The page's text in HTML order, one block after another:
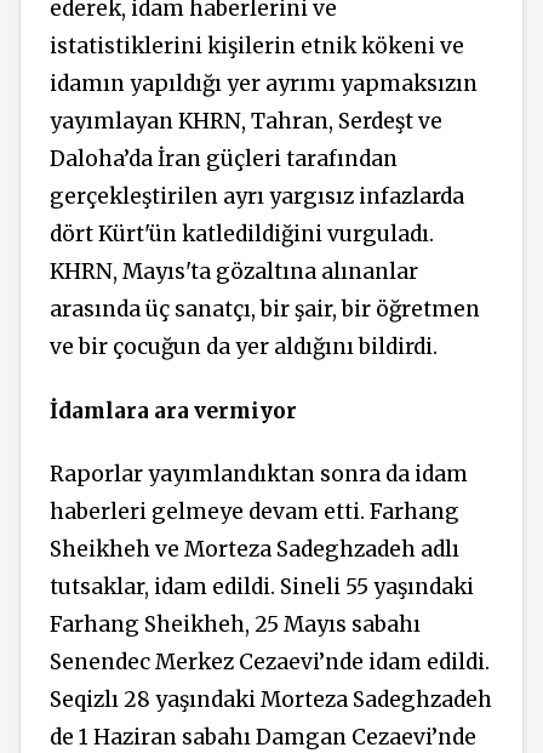
ederek, idam haberlerini ve
istatistiklerini kişilerin etnik kökeni ve
idamın yapıldığı yer ayrımı yapmaksızın
yayımlayan KHRN, Tahran, Serdeşt ve
Daloha’da İran güçleri tarafından
gerçekleştirilen ayrı yargısız infazlarda
dört Kürt'ün katledildiğini vurguladı.
KHRN, Mayıs'ta gözaltına alınanlar
arasında üç sanatçı, bir şair, bir öğretmen
ve bir çocuğun da yer aldığını bildirdi.
İdamlara ara vermiyor
Raporlaryayımlandıktan sonra da idam
haberleri gelmeye devam etti. Farhang
Sheikheh ve Morteza Sadeghzadeh adlı
tutsaklar, idam edildi. Sineli 55 yaşındaki
Farhang Sheikheh, 25 Mayıs sabahı
Senendec Merkez Cezaevi’nde idam edildi.
Seqizlı 28 yaşındaki Morteza Sadeghzadeh
de 1 Haziran sabahı Damgan Cezaevi’nde